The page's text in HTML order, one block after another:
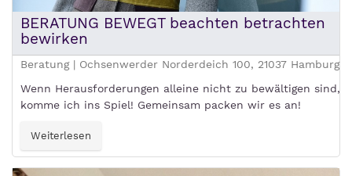
BERATUNG BEWEGT beachten betrachten
bewirken
Beratung | Ochsenwerder Norderdeich 100, 21037 Hamburg
Wenn Herausforderungen alleine nicht zu bewältigen sind,
komme ich ins Spiel! Gemeinsam packen wir es an!
Weiterlesen